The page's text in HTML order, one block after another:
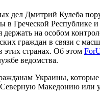
дел Дмитрий Кулеба
в Греческой Республике
на особом
граждан в связи с
странах. Об этом
ведомства.
Украины,
Македонию или